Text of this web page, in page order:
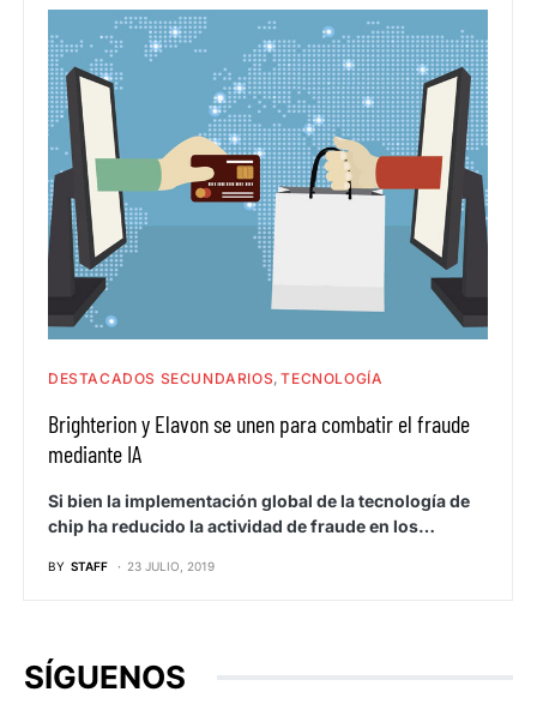
DESTACADOS SECUNDARIOS TECNOLOGÍA
Brighterion y Elavon se unen para combatir el fraude
mediante IA
Si bien la implementación global de la tecnología de
chip ha reducido la actividad de fraude en los…
BY STAFF 23 JULIO, 2019
SÍGUENOS